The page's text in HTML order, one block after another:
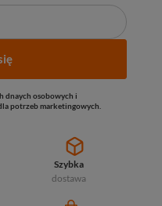
dnaych osobowych i
potrzeb marketingowych.
Szybka
dostawa